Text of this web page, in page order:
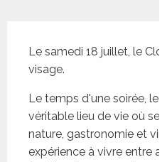
Le samedi 18 juillet, le
visage.
Le temps d'une soirée, le
véritable lieu de vie où se
nature, gastronomie et
expérience à vivre entre